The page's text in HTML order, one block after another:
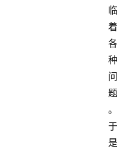
临
着
各
种
问
题
。
于
是